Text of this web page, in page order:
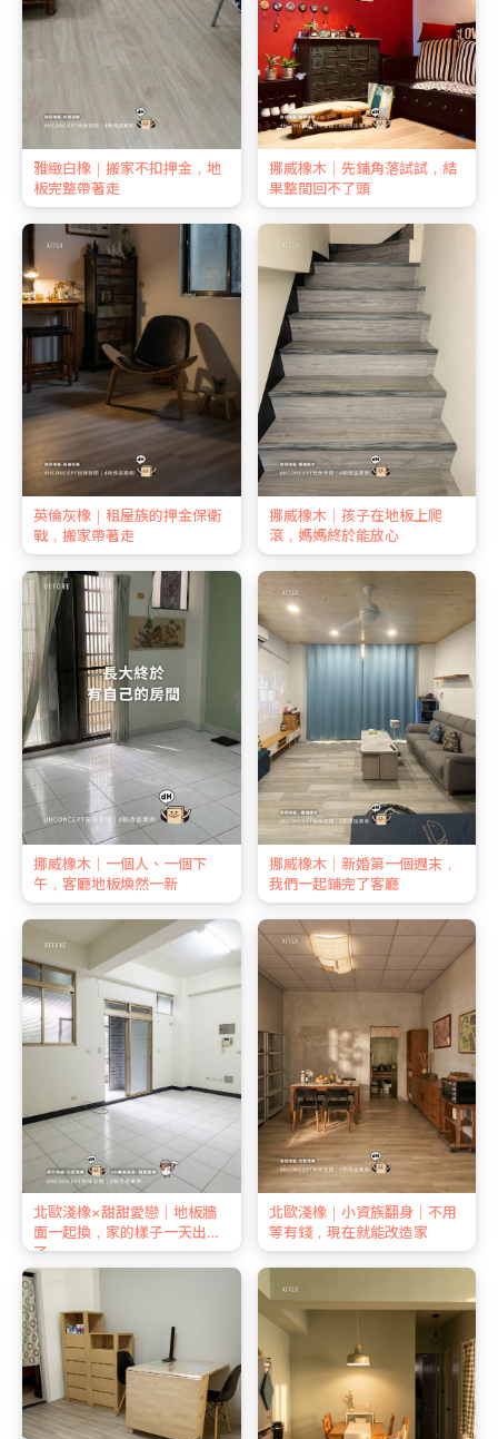
雅緻白橡｜搬家不扣押金，地
板完整帶著走
挪威橡木｜先鋪角落試試，結
果整間回不了頭
英倫灰橡｜租屋族的押金保衛
戰，搬家帶著走
挪威橡木｜孩子在地板上爬
滾，媽媽終於能放心
挪威橡木｜一個人、一個下
午，客廳地板煥然一新
挪威橡木｜新婚第一個週末，
我們一起鋪完了客廳
北歐淺橡×甜甜愛戀｜地板牆
面一起換，家的樣子一天出來
了
北歐淺橡｜小資族翻身｜不用
等有錢，現在就能改造家